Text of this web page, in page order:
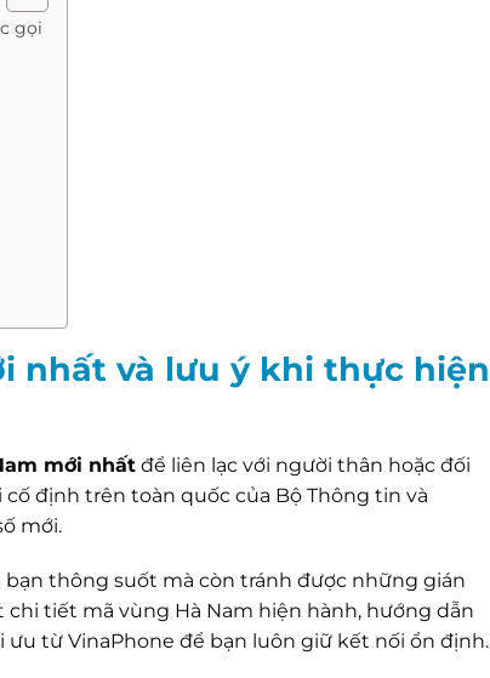
gọi
nhất và lưu ý khi thực hiện
mới nhất để liên lạc với người thân hoặc đối
định trên toàn quốc của Bộ Thông tin và
mới.
thông suốt mà còn tránh được những gián
tiết mã vùng Hà Nam hiện hành, hướng dẫn
ưu từ VinaPhone để bạn luôn giữ kết nối ổn định.